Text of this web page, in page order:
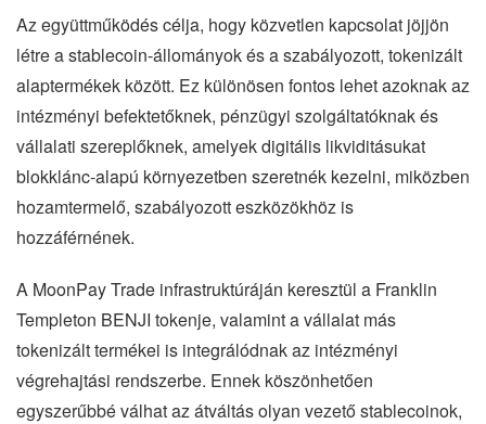
Az együttműködés célja, hogy közvetlen kapcsolat jöjjön
létre a stablecoin-állományok és a szabályozott, tokenizált
alaptermékek között. Ez különösen fontos lehet azoknak az
intézményi befektetőknek, pénzügyi szolgáltatóknak és
vállalati szereplőknek, amelyek digitális likviditásukat
blokklánc-alapú környezetben szeretnék kezelni, miközben
hozamtermelő, szabályozott eszközökhöz is
hozzáférnének.
A MoonPay Trade infrastruktúráján keresztül a Franklin
Templeton BENJI tokenje, valamint a vállalat más
tokenizált termékei is integrálódnak az intézményi
végrehajtási rendszerbe. Ennek köszönhetően
egyszerűbbé válhat az átváltás olyan vezető stablecoinok,